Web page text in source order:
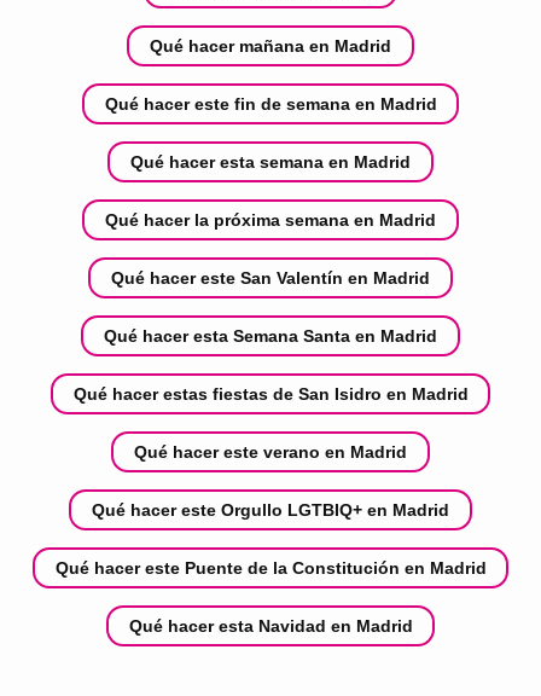
Qué hacer mañana en Madrid
Qué hacer este fin de semana en Madrid
Qué hacer esta semana en Madrid
Qué hacer la próxima semana en Madrid
Qué hacer este San Valentín en Madrid
Qué hacer esta Semana Santa en Madrid
Qué hacer estas fiestas de San Isidro en Madrid
Qué hacer este verano en Madrid
Qué hacer este Orgullo LGTBIQ+ en Madrid
Qué hacer este Puente de la Constitución en Madrid
Qué hacer esta Navidad en Madrid